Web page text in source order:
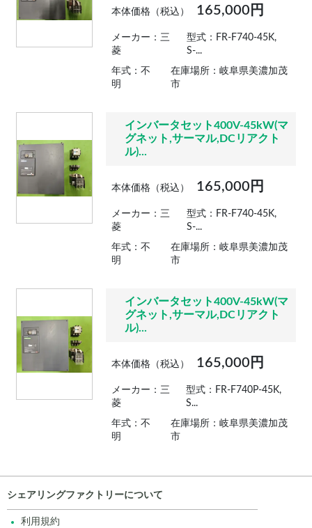
本体価格（税込） 165,000円
メーカー：三
菱
型式：FR-F740-45K,
S-...
年式：不
明
在庫場所：岐阜県美濃加茂
市
インバータセット400V-45kW(マ
グネット,サーマル,DCリアクト
ル)...
本体価格（税込） 165,000円
メーカー：三
菱
型式：FR-F740-45K,
S-...
年式：不
明
在庫場所：岐阜県美濃加茂
市
インバータセット400V-45kW(マ
グネット,サーマル,DCリアクト
ル)...
本体価格（税込） 165,000円
メーカー：三
菱
型式：FR-F740P-45K,
S...
年式：不
明
在庫場所：岐阜県美濃加茂
市
シェアリングファクトリーについて
利用規約